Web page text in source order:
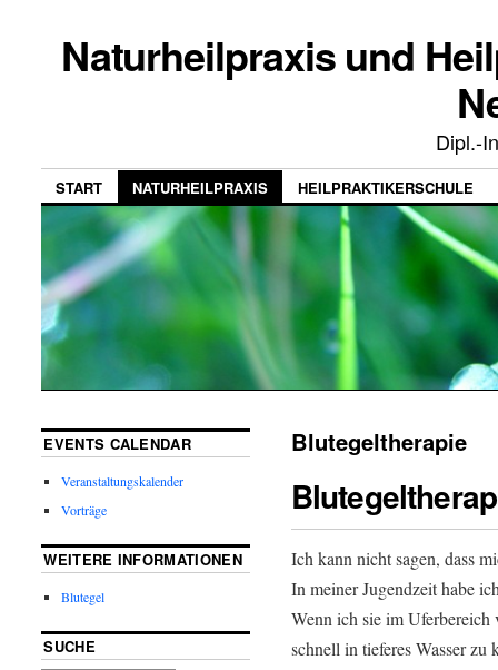
Naturheilpraxis und
Dipl.-
START NATURHEILPRAXIS HEILPRAKTIKERSCHULE
Blutegeltherapie
Ich kann nicht sagen, dass
In meiner Jugendzeit habe
Wenn ich sie im Uferbereich
schnell in tieferes Wasser
EVENTS CALENDAR
Veranstaltungskalender
Vorträge
WEITERE INFORMATIONEN
Blutegel
SUCHE